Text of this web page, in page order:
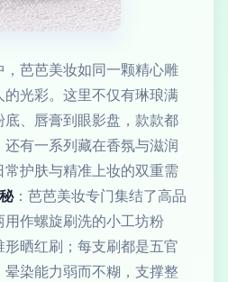
芭芭美妆如同一颗精心雕
光彩。这里不仅有琳琅满
、唇膏到眼影盘，款款都
有一系列藏在香氛与滋润
护肤与精准上妆的双重需
：芭芭美妆专门集结了高品
用作螺旋刷洗的小工坊粉
晒红刷；每支刷都是五官
染能力弱而不糊，支撑整